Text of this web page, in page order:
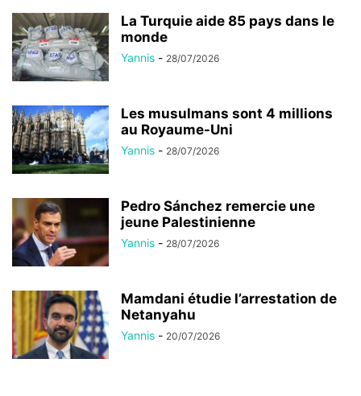
La Turquie aide 85 pays dans le
monde
Yannis - 28/07/2026
Les musulmans sont 4 millions
au Royaume-Uni
Yannis - 28/07/2026
Pedro Sánchez remercie une
jeune Palestinienne
Yannis - 28/07/2026
Mamdani étudie l’arrestation de
Netanyahu
Yannis - 20/07/2026